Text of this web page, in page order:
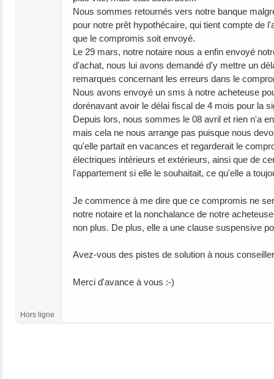
Nous sommes retournés vers notre banque
pour notre prêt hypothécaire, qui tient compte de
que le compromis soit envoyé.
Le 29 mars, notre notaire nous a enfin envoyé
d'achat, nous lui avons demandé d'y mettre un
remarques concernant les erreurs dans le
Nous avons envoyé un sms à notre acheteuse
dorénavant avoir le délai fiscal de 4 mois pour la
Depuis lors, nous sommes le 08 avril et rien n'a
mais cela ne nous arrange pas puisque nous
qu'elle partait en vacances et regarderait le
électriques intérieurs et extérieurs, ainsi que de
l'appartement si elle le souhaitait, ce qu'elle a
Je commence à me dire que ce compromis ne
notre notaire et la nonchalance de notre
non plus. De plus, elle a une clause suspensive
Avez-vous des pistes de solution à nous
Merci d'avance à vous :-)
Hors ligne